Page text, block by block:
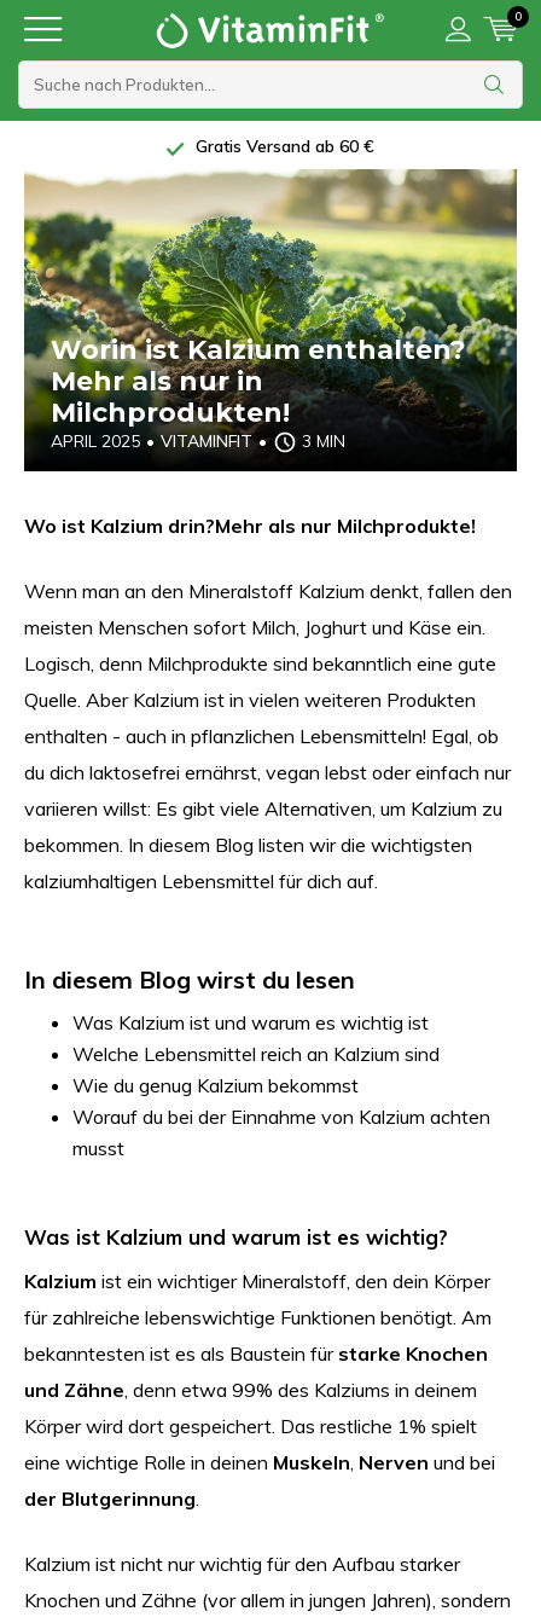
0
Gratis Versand ab 60 €
Worin ist Kalzium enthalten?
Mehr als nur in
Milchprodukten!
APRIL 2025 • VITAMINFIT • 3 MIN
Wo ist Kalzium drin?Mehr als nur Milchprodukte!
Wenn man an den Mineralstoff Kalzium denkt, fallen den
meisten Menschen sofort Milch, Joghurt und Käse ein.
Logisch, denn Milchprodukte sind bekanntlich eine gute
Quelle. Aber Kalzium ist in vielen weiteren Produkten
enthalten - auch in pflanzlichen Lebensmitteln! Egal, ob
du dich laktosefrei ernährst, vegan lebst oder einfach nur
variieren willst: Es gibt viele Alternativen, um Kalzium zu
bekommen. In diesem Blog listen wir die wichtigsten
kalziumhaltigen Lebensmittel für dich auf.
In diesem Blog wirst du lesen
Was Kalzium ist und warum es wichtig ist
Welche Lebensmittel reich an Kalzium sind
Wie du genug Kalzium bekommst
Worauf du bei der Einnahme von Kalzium achten
musst
Was ist Kalzium und warum ist es wichtig?
Kalzium ist ein wichtiger Mineralstoff, den dein Körper
für zahlreiche lebenswichtige Funktionen benötigt. Am
bekanntesten ist es als Baustein für starke Knochen
und Zähne, denn etwa 99% des Kalziums in deinem
Körper wird dort gespeichert. Das restliche 1% spielt
eine wichtige Rolle in deinen Muskeln, Nerven und bei
der Blutgerinnung.
Kalzium ist nicht nur wichtig für den Aufbau starker
Knochen und Zähne (vor allem in jungen Jahren), sondern